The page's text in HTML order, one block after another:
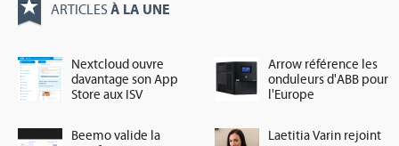
ARTICLES À LA UNE
Nextcloud ouvre
davantage son App
Store aux ISV
Arrow référence les
onduleurs d'ABB pour
l'Europe
Beemo valide la
Laetitia Varin rejoint